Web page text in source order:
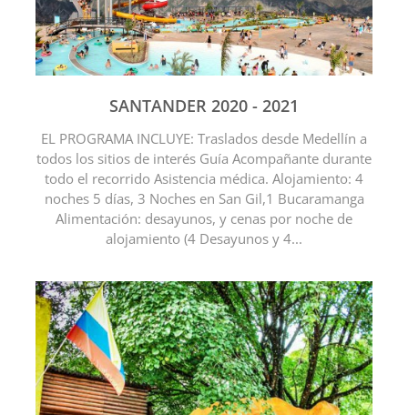
SANTANDER 2020 - 2021
EL PROGRAMA INCLUYE: Traslados desde Medellín a
todos los sitios de interés Guía Acompañante durante
todo el recorrido Asistencia médica. Alojamiento: 4
noches 5 días, 3 Noches en San Gil,1 Bucaramanga
Alimentación: desayunos, y cenas por noche de
alojamiento (4 Desayunos y 4...